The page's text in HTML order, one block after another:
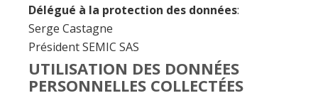
Délégué à la protection des données:
Serge Castagne
Président SEMIC SAS
UTILISATION DES DONNÉES
PERSONNELLES COLLECTÉES